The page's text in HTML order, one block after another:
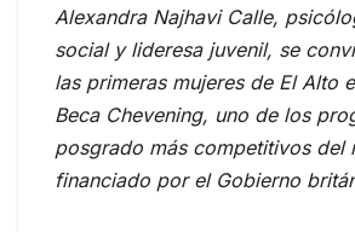
Alexandra Najhavi Calle,
social y lideresa juvenil, se
las primeras mujeres de El Alto
Beca Chevening, uno de los
posgrado más competitivos del
financiado por el Gobierno